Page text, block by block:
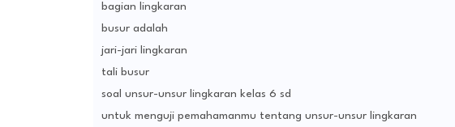
bagian lingkaran
busur adalah
jari-jari lingkaran
tali busur
soal unsur-unsur lingkaran kelas 6 sd
untuk menguji pemahamanmu tentang unsur-unsur lingkaran